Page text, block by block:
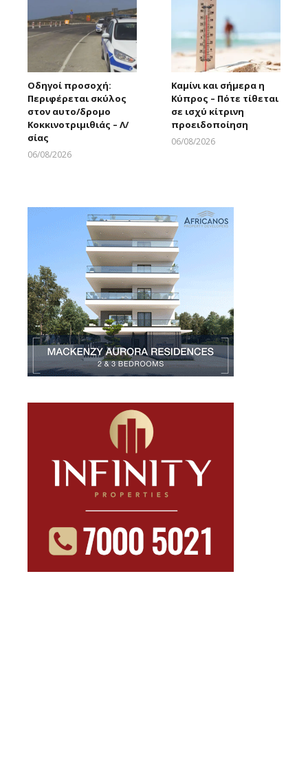
Οδηγοί προσοχή:
Περιφέρεται σκύλος
στον αυτο/δρομο
Κοκκινοτριμιθιάς – Λ/
σίας
06/08/2026
Καμίνι και σήμερα η
Κύπρος – Πότε τίθεται
σε ισχύ κίτρινη
προειδοποίηση
06/08/2026